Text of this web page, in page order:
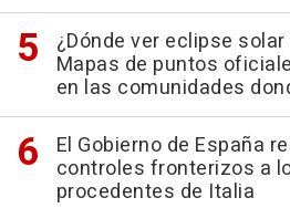
¿Dónde ver eclipse
Mapas de puntos
en las comunidades
El Gobierno de España
controles fronterizos a
procedentes de Italia